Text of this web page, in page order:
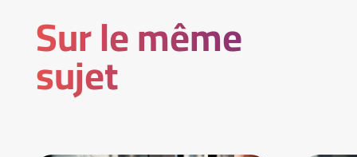
Sur le même
sujet